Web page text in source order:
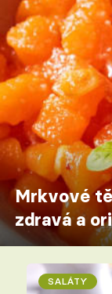
Mrkvové
zdravá a
SALÁTY